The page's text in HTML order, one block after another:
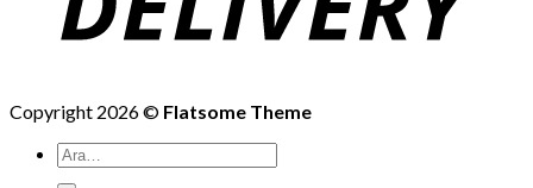
Copyright 2026 © Flatsome Theme
Ara: